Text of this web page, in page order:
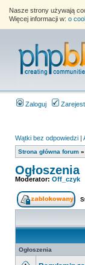
Nasze strony używają
Więcej informacji w: o
Zaloguj
Wątki bez odpowiedzi |
Strona główna forum »
Ogłoszenia
Moderator: Off_czyk
Ogłoszenia